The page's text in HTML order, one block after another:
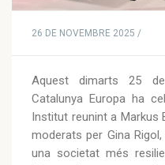
26 DE NOVEMBRE 2025 /
Aquest dimarts 25
Catalunya Europa ha
Institut reunint a Markus
moderats per Gina
una societat més